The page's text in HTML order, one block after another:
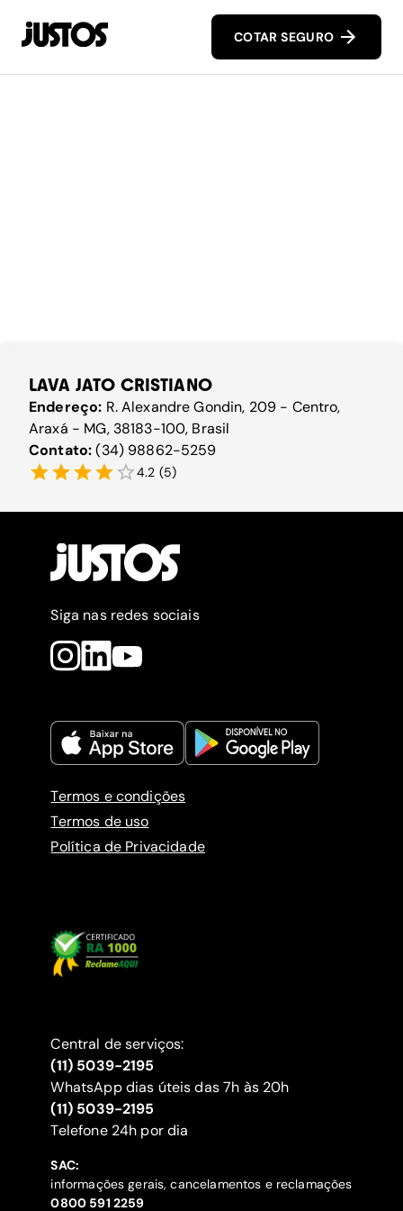
COTAR SEGURO
LAVA JATO CRISTIANO
Endereço: R. Alexandre Gondin, 209 - Centro,
Araxá - MG, 38183-100, Brasil
Contato:(34) 98862-5259
4.2 (5)
Siga nas redes sociais
Termos e condições
Termos de uso
Política de Privacidade
Central de serviços:
(11) 5039-2195
WhatsApp dias úteis das 7h às 20h
(11) 5039-2195
‍Telefone 24h por dia
SAC:
informações gerais, cancelamentos e reclamações
‍0800 591 2259